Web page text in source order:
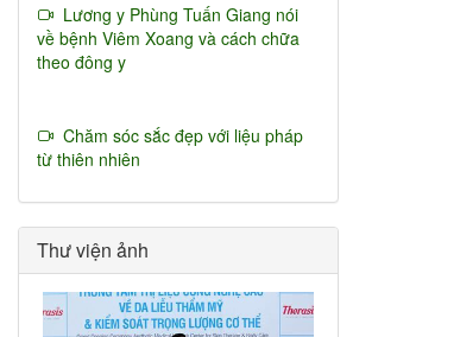
Lương y Phùng Tuấn Giang nói
về bệnh Viêm Xoang và cách chữa
theo đông y
Chăm sóc sắc đẹp với liệu pháp
từ thiên nhiên
Thư viện ảnh